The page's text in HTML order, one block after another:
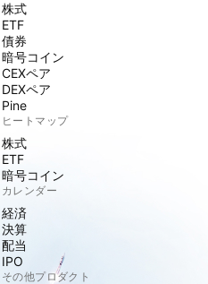
株式
ETF
債券
暗号コイン
CEXペア
DEXペア
Pine
ヒートマップ
株式
ETF
暗号コイン
カレンダー
経済
決算
配当
IPO
その他プロダクト